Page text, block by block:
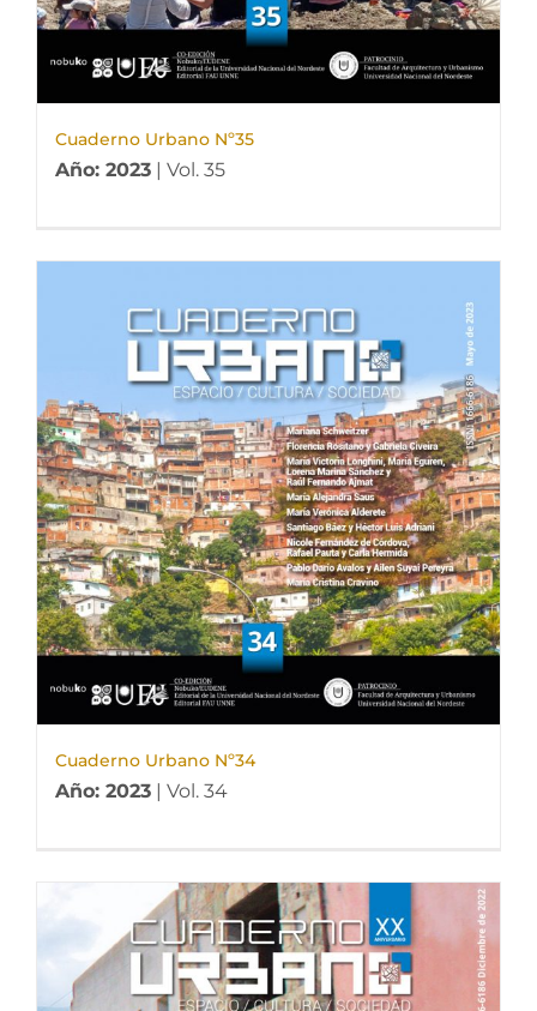
Cuaderno Urbano Nº35
Año: 2023 | Vol. 35
Cuaderno Urbano Nº34
Año: 2023 | Vol. 34